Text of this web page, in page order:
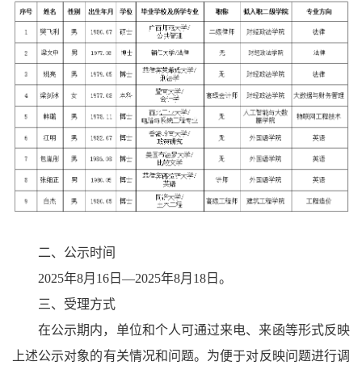
二、公示时间
2025年8月16日—2025年8月18日。
三、受理方式
在公示期内，单位和个人可通过来电、来函等形式反映
上述公示对象的有关情况和问题。为便于对反映问题进行调